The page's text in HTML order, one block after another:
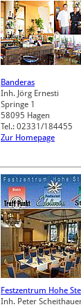
Banderas
Inh. Jörg Ernesti
Springe 1
58095 Hagen
Tel.: 02331/184455
Zur Homepage
Festzentrum Hohe
Inh. Peter